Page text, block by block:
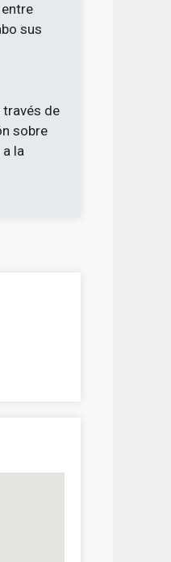
sus
través de
sobre
la